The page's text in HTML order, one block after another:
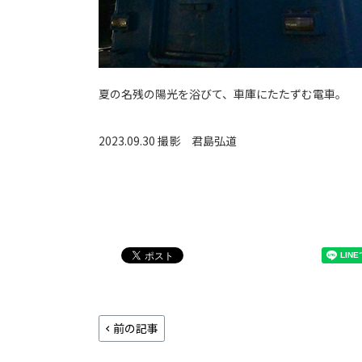
夏の名残の陽光を浴びて、車庫にたたずむ電車。
2023.09.30 撮影 君島弘道
前の記事